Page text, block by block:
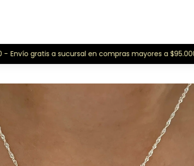
Envío gratis a sucursal en compras mayores a $95.000 -